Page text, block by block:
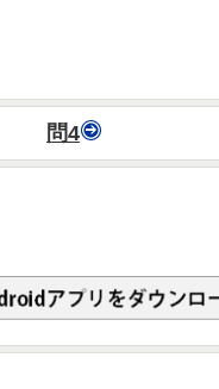
問4